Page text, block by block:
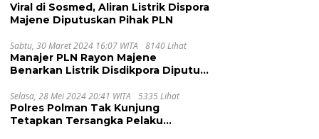
Viral di Sosmed, Aliran Listrik Dispora
Majene Diputuskan Pihak PLN
Sabtu, 30 Maret 2024 16:07 WITA 8140 Lihat
Manajer PLN Rayon Majene
Benarkan Listrik Disdikpora Diputus
Selasa, 28 Mei 2024 20:41 WITA 5335 Lihat
Polres Polman Tak Kunjung
Tetapkan Tersangka Pelaku